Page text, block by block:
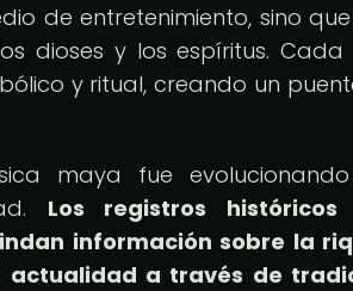
de entretenimiento, sino
dioses y los espíritus.
y ritual, creando un
maya fue
Los registros
información sobre la
a través de